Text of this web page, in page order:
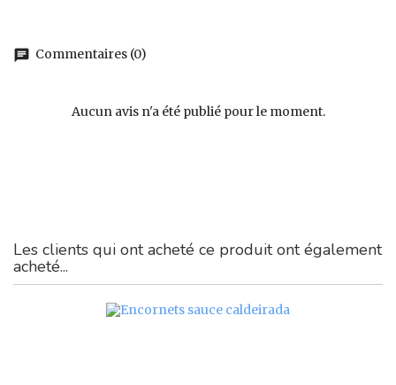
chat Commentaires (0)
Aucun avis n'a été publié pour le moment.
Les clients qui ont acheté ce produit ont également
acheté...